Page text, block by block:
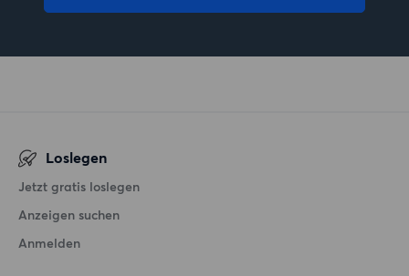
Loslegen
Jetzt gratis loslegen
Anzeigen suchen
Anmelden